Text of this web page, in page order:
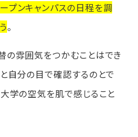
プンキャンパスの日程を調
。
の雰囲気をつかむことはでき
自分の目で確認するのとで
学の空気を肌で感じること